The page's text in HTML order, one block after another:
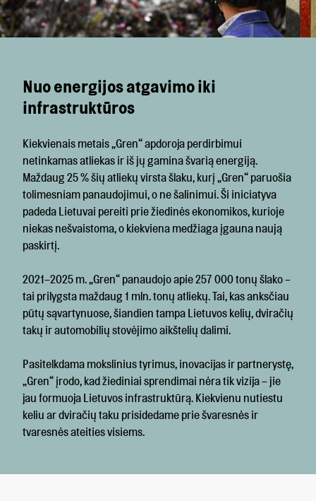
Nuo energijos atgavimo iki
infrastruktūros
Kiekvienais metais „Gren“ apdoroja perdirbimui
netinkamas atliekas ir iš jų gamina švarią energiją.
Maždaug 25 % šių atliekų virsta šlaku, kurį „Gren“ paruošia
tolimesniam panaudojimui, o ne šalinimui. Ši iniciatyva
padeda Lietuvai pereiti prie žiedinės ekonomikos, kurioje
niekas nešvaistoma, o kiekviena medžiaga įgauna naują
paskirtį.
2021–2025 m. „Gren“ panaudojo apie 257 000 tonų šlako –
tai prilygsta maždaug 1 mln. tonų atliekų. Tai, kas anksčiau
pūtų sąvartynuose, šiandien tampa Lietuvos kelių, dviračių
takų ir automobilių stovėjimo aikštelių dalimi.
Pasitelkdama mokslinius tyrimus, inovacijas ir partnerystę,
„Gren“ įrodo, kad žiediniai sprendimai nėra tik vizija – jie
jau formuoja Lietuvos infrastruktūrą. Kiekvienu nutiestu
keliu ar dviračių taku prisidedame prie švaresnės ir
tvaresnės ateities visiems.